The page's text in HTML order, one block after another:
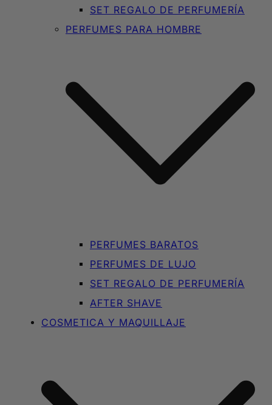
SET REGALO DE PERFUMERÍA
PERFUMES PARA HOMBRE
PERFUMES BARATOS
PERFUMES DE LUJO
SET REGALO DE PERFUMERÍA
AFTER SHAVE
COSMETICA Y MAQUILLAJE